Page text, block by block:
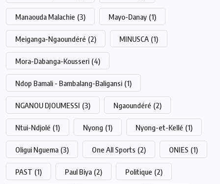
Manaouda Malachie (3) Mayo-Danay (1)
Meiganga-Ngaoundéré (2) MINUSCA (1)
Mora-Dabanga-Kousseri (4)
Ndop Bamali - Bambalang-Baligansi (1)
NGANOU DJOUMESSI (3) Ngaoundéré (2)
Ntui-Ndjolé (1) Nyong (1) Nyong-et-Kellé (1)
Oligui Nguema (3) One All Sports (2) ONIES (1)
PAST (1) Paul Biya (2) Politique (2)